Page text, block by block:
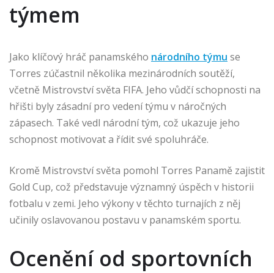
týmem
Jako klíčový hráč panamského národního týmu se
Torres zúčastnil několika mezinárodních soutěží,
včetně Mistrovství světa FIFA. Jeho vůdčí schopnosti na
hřišti byly zásadní pro vedení týmu v náročných
zápasech. Také vedl národní tým, což ukazuje jeho
schopnost motivovat a řídit své spoluhráče.
Kromě Mistrovství světa pomohl Torres Panamě zajistit
Gold Cup, což představuje významný úspěch v historii
fotbalu v zemi. Jeho výkony v těchto turnajích z něj
učinily oslavovanou postavu v panamském sportu.
Ocenění od sportovních